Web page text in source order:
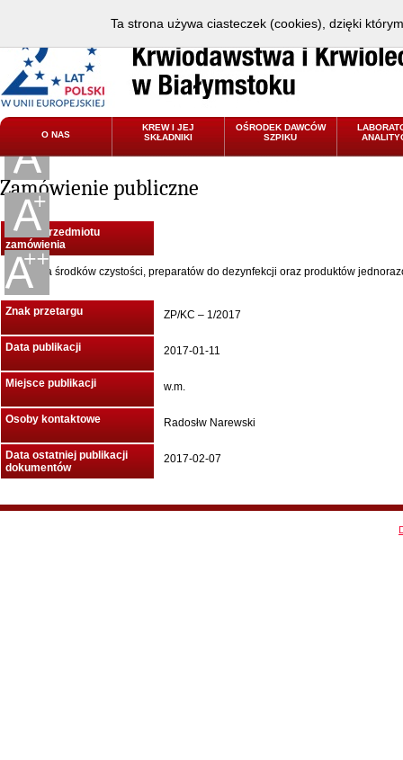
O NAS
KREW I JEJ
SKŁADNIKI
OŚRODEK DAWCÓW
SZPIKU
Zamówienie publiczne
Nazwa przedmiotu
zamówienia
Dostawa środków czystości, preparatów do dezynfekcji oraz produktów
użytku
Znak przetargu ZP/KC – 1/2017
Data publikacji 2017-01-11
Miejsce publikacji w.m.
Osoby kontaktowe Radosłw Narewski
Data ostatniej publikacji
dokumentów
2017-02-07
Ta strona używa ciasteczek (cookies), dzięki